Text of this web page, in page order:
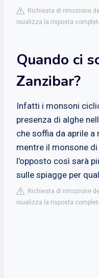
Richiesta di rimozione
isualizza la risposta
Quando ci
Zanzibar?
Infatti i monsoni
presenza di alghe
che soffia da aprile a
mentre il monsone
l'opposto così sarà
sulle spiagge per
Richiesta di rimozione
isualizza la risposta